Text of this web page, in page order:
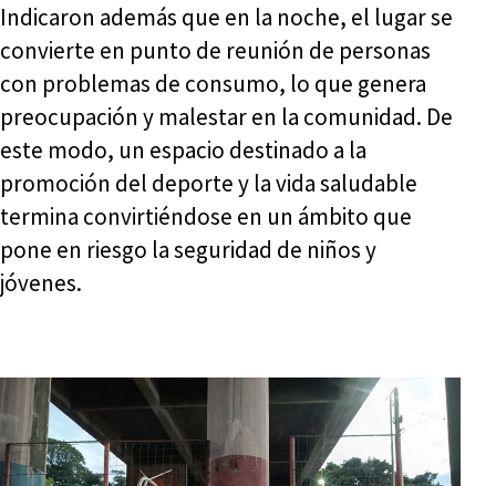
Indicaron además que en la noche, el lugar se
convierte en punto de reunión de personas
con problemas de consumo, lo que genera
preocupación y malestar en la comunidad. De
este modo, un espacio destinado a la
promoción del deporte y la vida saludable
termina convirtiéndose en un ámbito que
pone en riesgo la seguridad de niños y
jóvenes.